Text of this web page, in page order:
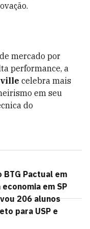
mercado por
performance, a
celebra mais
em seu
do
Pactual em
em SP
206 alunos
para USP e